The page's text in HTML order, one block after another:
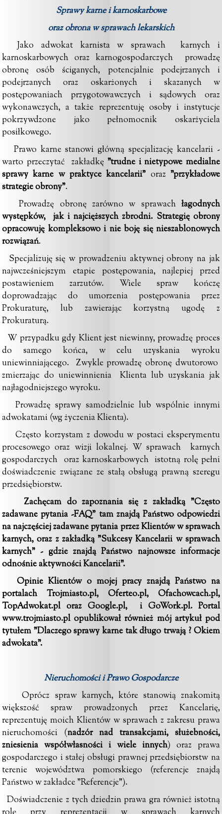
Sprawy karne i karnoskarbowe
oraz obrona w sprawach lekarskich
Jako adwokat karnista w sprawach karnych i
karnoskarbowych oraz karnogospodarczych prowadzę
obronę osób ściganych, potencjalnie podejrzanych i
podejrzanych oraz oskarżonych i skazanych w
postępowaniach przygotowawczychi sądowych oraz
wykonawczych, a także reprezentuję osoby i instytucje
pokrzywdzone jako pełnomocnik oskarżyciela
posiłkowego.
Prawo karne stanowi główną specjalizację kancelarii -
warto przeczytać zakładkę "trudne i nietypowe medialne
sprawy karne w praktyce kancelarii" oraz"przykładowe
strategie obrony".
Prowadzę obronę zarówno w sprawach łagodnych
występków, jak i najcięższychzbrodni. Strategię obrony
opracowuję kompleksowo i nie boję się nieszablonowych
rozwiązań.
Specjalizuję się w prowadzeniu aktywnej obrony na jak
najwcześniejszym etapie postępowania, najlepiej przed
postawieniem zarzutów. Wiele spraw kończę
doprowadzając do umorzenia postępowania przez
Prokuraturę, lub zawierając korzystną ugodę z
Prokuraturą.
W przypadku gdy Klient jest niewinny, prowadzę proces
do samego końca, w celu uzyskania wyroku
uniewinniającego. Zwykle prowadzę obronę dwutorowo
zmierzając do uniewinnienia Klienta lub uzyskania jak
najłagodniejszego wyroku.
Prowadzę sprawy samodzielnie lub wspólnie innymi
adwokatami (wg życzenia Klienta).
Często korzystam z dowodu w postaci eksperymentu
procesowego oraz wizji lokalnej. W sprawach karnych
gospodarczych oraz karnoskarbowych istotną rolę pełni
doświadczenie związane ze stałą obsługą prawną szeregu
przedsiębiorstw.
Zachęcam do zapoznania się z zakładką "Często
zadawane pytania -FAQ" tam znajdą Państwo odpowiedzi
na najczęściej zadawane pytania przez Klientów w sprawach
karnych, oraz z zakładką"Sukcesy Kancelarii w sprawach
karnych" - gdzie znajdą Państwo najnowsze informacje
odnośnie aktywności Kancelarii".
Opinie Klientów o mojej pracy znajdą Państwo na
portalach Trojmiasto.pl, Oferteo.pl, Ofachowcach.pl,
TopAdwokat.plorazGoogle.pl, i GoWork.pl. Portal
www.trojmiasto.plopublikował również mój artykuł pod
tytułem "Dlaczego sprawy karne tak długo trwają ? Okiem
adwokata".
Nieruchomości i Prawo Gospodarcze
Oprócz spraw karnych, które stanowią znakomitą
większość spraw prowadzonych przez Kancelarię,
reprezentuję moich Klientów w sprawach z zakresu prawa
nieruchomości (nadzór nad transakcjami, służebności,
zniesienia współwłasności i wiele innych) oraz prawa
gospodarczego i stałej obsługi prawnej przedsiębiorstw na
terenie województwa pomorskiego (referencje znajdą
Państwo w zakładce"Referencje").
Doświadczenie z tych dziedzin prawa gra również istotną